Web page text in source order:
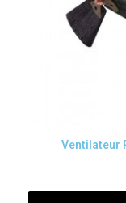
Ventilateur